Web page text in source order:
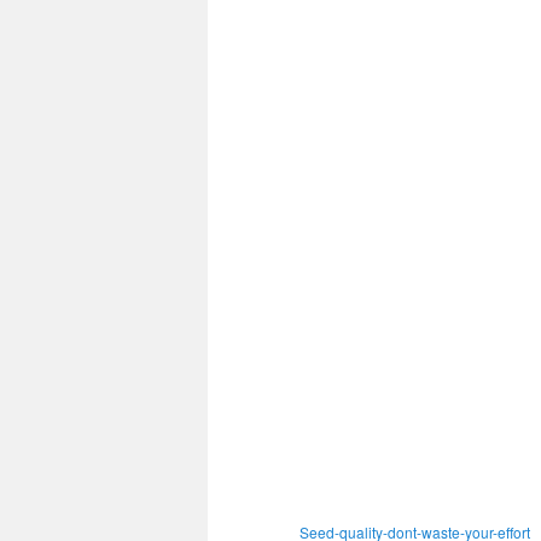
Seed-quality-dont-waste-your-effort